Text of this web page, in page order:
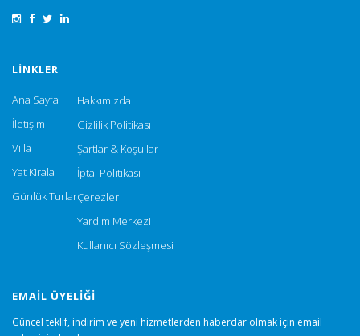
LINKLER
Ana Sayfa
İletişim
Villa
Yat Kirala
Günlük Turlar
Hakkımızda
Gizlilik Politikası
Şartlar & Koşullar
İptal Politikası
Çerezler
Yardım Merkezi
Kullanıcı Sözleşmesi
EMAIL ÜYELIĞI
Güncel teklif, indirim ve yeni hizmetlerden haberdar olmak için email